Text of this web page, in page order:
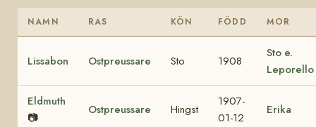
NAMN RAS KÖN FÖDD MOR
Lissabon Ostpreussare Sto 1908
Sto e.
Leporello
Eldmuth
📷
Ostpreussare Hingst
1907-
01-12
Erika